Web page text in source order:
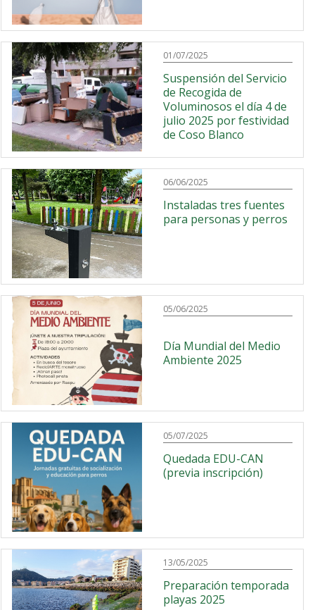
01/07/2025
Suspensión del Servicio
de Recogida de
Voluminosos el día 4 de
julio 2025 por festividad
de Coso Blanco
06/06/2025
Instaladas tres fuentes
para personas y perros
05/06/2025
Día Mundial del Medio
Ambiente 2025
05/07/2025
Quedada EDU-CAN
(previa inscripción)
13/05/2025
Preparación temporada
playas 2025